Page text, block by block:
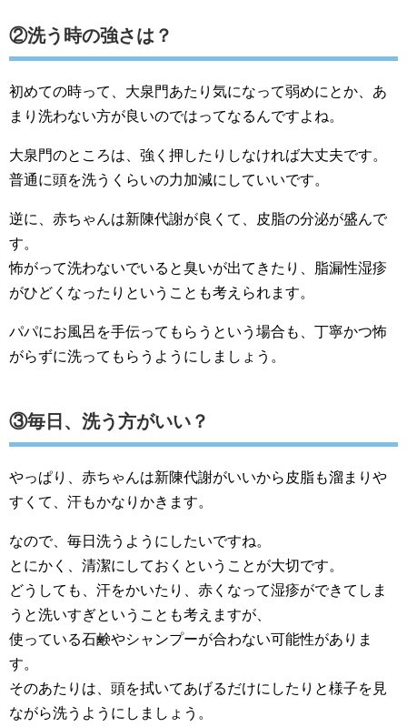
②洗う時の強さは？
初めての時って、大泉門あたり気になって弱めにとか、あ
まり洗わない方が良いのではってなるんですよね。
大泉門のところは、強く押したりしなければ大丈夫です。
普通に頭を洗うくらいの力加減にしていいです。
逆に、赤ちゃんは新陳代謝が良くて、皮脂の分泌が盛んで
す。
怖がって洗わないでいると臭いが出てきたり、脂漏性湿疹
がひどくなったりということも考えられます。
パパにお風呂を手伝ってもらうという場合も、丁寧かつ怖
がらずに洗ってもらうようにしましょう。
③毎日、洗う方がいい？
やっぱり、赤ちゃんは新陳代謝がいいから皮脂も溜まりや
すくて、汗もかなりかきます。
なので、毎日洗うようにしたいですね。
とにかく、清潔にしておくということが大切です。
どうしても、汗をかいたり、赤くなって湿疹ができてしま
うと洗いすぎということも考えますが、
使っている石鹸やシャンプーが合わない可能性がありま
す。
そのあたりは、頭を拭いてあげるだけにしたりと様子を見
ながら洗うようにしましょう。